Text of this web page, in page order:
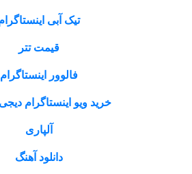
تیک آبی اینستاگرام
قیمت تتر
فالوور اینستاگرام
خرید ویو اینستاگرام دیجی
آلپاری
دانلود آهنگ